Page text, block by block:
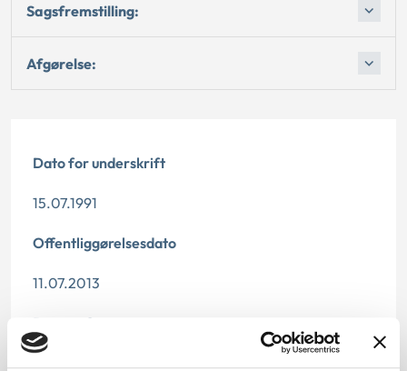
Sagsfremstilling:
Afgørelse:
Dato for underskrift
15.07.1991
Offentliggørelsesdato
11.07.2013
Paragraf
§ 20 § 41 § 10